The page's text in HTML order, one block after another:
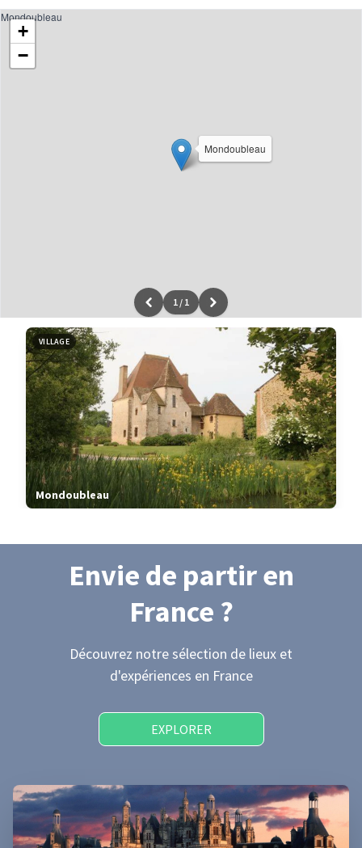
Mondoubleau
+
−
Leaflet OpenStreetMap /ODbL - renduOSM France
Mondoubleau
1 / 1
VILLAGE
Mondoubleau
Envie de partiren
France ?
Découvrez notre sélection de lieux et
d'expériences en France
EXPLORER